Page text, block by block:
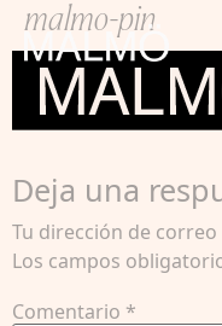
malmo-pin
Deja una
Tu dirección de
Los campos
Comentario *